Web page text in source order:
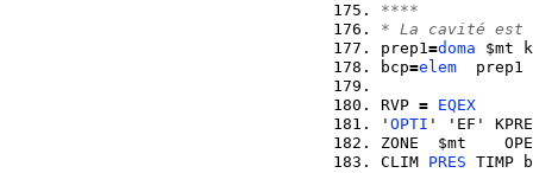
****
* La cavité est
prep1=doma $mt
bcp=elem
prep1
RVP = EQEX
' OPTI ' 'EF'
ZONE  $mt
CLIM PRES TIMP